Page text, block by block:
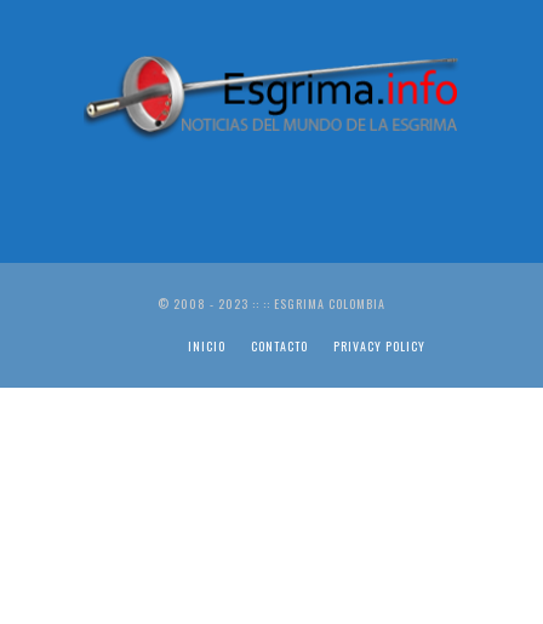
© 2008 - 2023 :: :: ESGRIMA COLOMBIA
INICIO CONTACTO PRIVACY POLICY